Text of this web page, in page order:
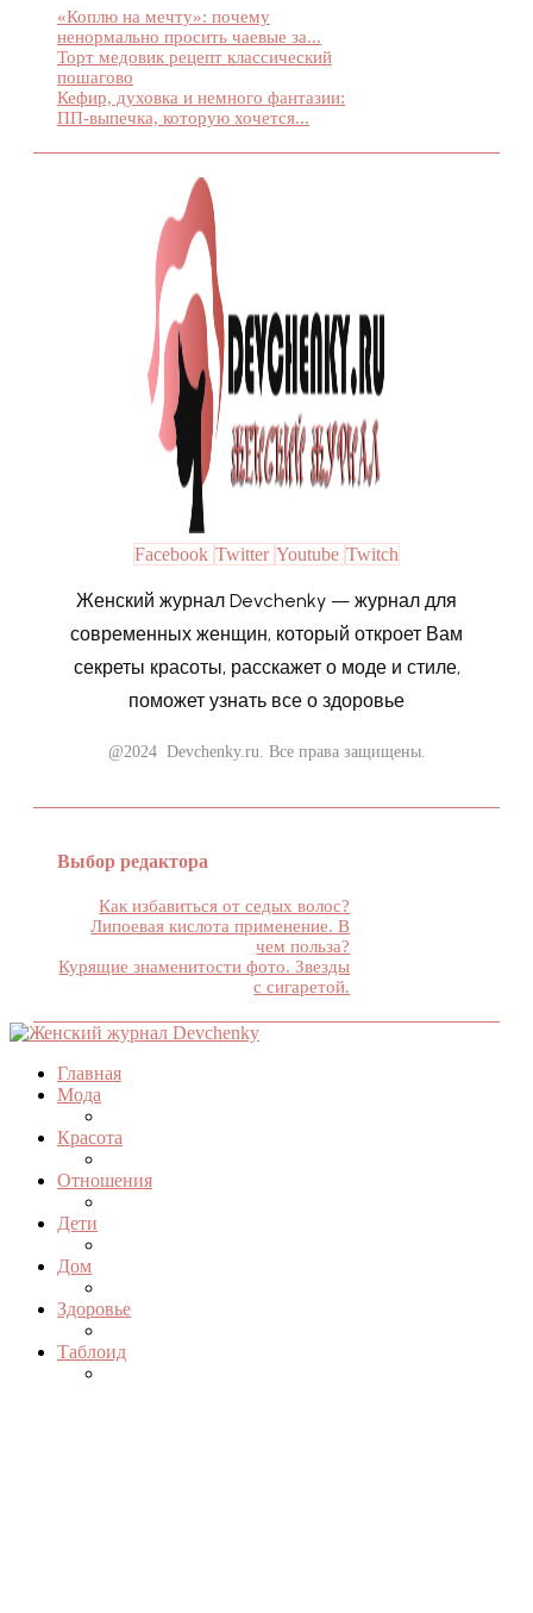
«Коплю на мечту»: почему
ненормально просить чаевые за...
Торт медовик рецепт классический
пошагово
Кефир, духовка и немного фантазии:
ПП-выпечка, которую хочется...
Facebook Twitter Youtube Twitch
Женский журнал Devchenky — журнал для
современных женщин, который откроет Вам
секреты красоты, расскажет о моде и стиле,
поможет узнать все о здоровье
@2024 Devchenky.ru. Все права защищены.
Выбор редактора
Как избавиться от седых волос?
Липоевая кислота применение. В
чем польза?
Курящие знаменитости фото. Звезды
с сигаретой.
Главная
Мода
Красота
Отношения
Дети
Дом
Здоровье
Таблоид